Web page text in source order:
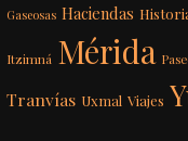
Gaseosas Haciendas
Itzimná Mérida
Tranvías Uxmal Viajes